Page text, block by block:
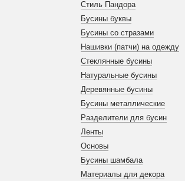
Стиль Пандора
Бусины буквы
Бусины со стразами
Нашивки (патчи) на одежду
Стеклянные бусины
Натуральные бусины
Деревянные бусины
Бусины металлические
Разделители для бусин
Ленты
Основы
Бусины шамбала
Материалы для декора